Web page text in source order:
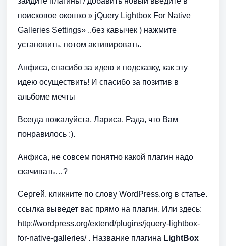
поисковое окошко » jQuery Lightbox For Native
Galleries Settings» ..без кавычек ) нажмите
установить, потом активировать.
Анфиса, спасибо за идею и подсказку, как эту
идею осуществить! И спасибо за позитив в
альбоме мечты
Всегда пожалуйста, Лариса. Рада, что Вам
понравилось :).
Анфиса, не совсем понятно какой плагин надо
скачивать…?
Сергей, кликните по слову WordPress.org в статье.
ссылка выведет вас прямо на плагин. Или здесь:
http://wordpress.org/extend/plugins/jquery-lightbox-
for-native-galleries/ . Название плагина LightBox